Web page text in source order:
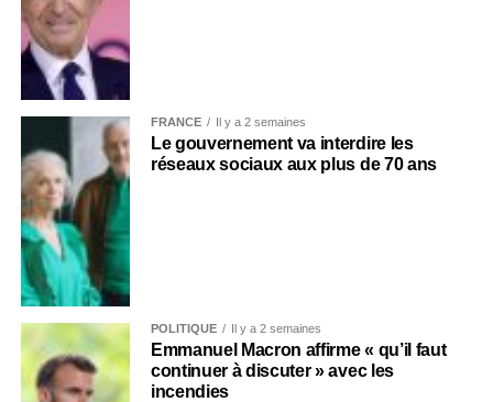
FRANCE Il y a 2 semaines
Le gouvernement va interdire les
réseaux sociaux aux plus de 70 ans
POLITIQUE Il y a 2 semaines
Emmanuel Macron affirme « qu’il faut
continuer à discuter » avec les
incendies